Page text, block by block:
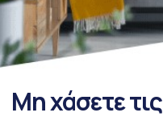
Μη χάσετε